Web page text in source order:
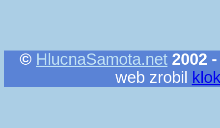
© HlucnaSamota.net 2002
web zrobil